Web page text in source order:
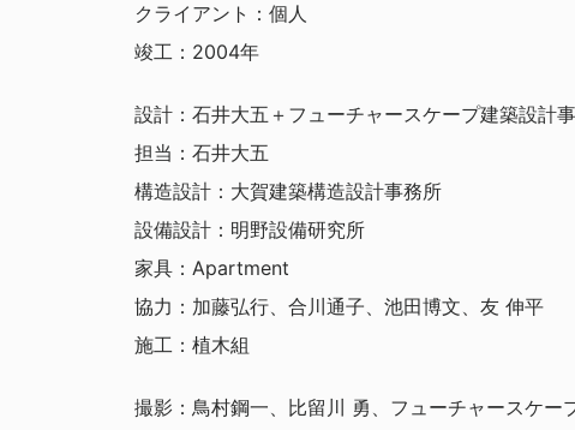
クライアント：個人
竣工：2004年
設計：石井大五＋フューチャースケープ建築設計
担当：石井大五
構造設計：大賀建築構造設計事務所
設備設計：明野設備研究所
家具：Apartment
協力：加藤弘行、合川通子、池田博文、友 伸平
施工：植木組
撮影：鳥村鋼一、比留川 勇、フューチャースケー